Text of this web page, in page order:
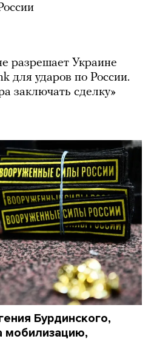
разрешает Украине
для ударов по России.
заключать сделку»
Бурдинского,
мобилизацию,